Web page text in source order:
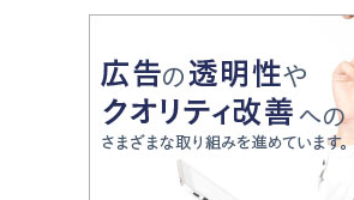
大阪府
兵庫県 京都府 奈
鳥取県
島根県 岡山県 広
香川県
教育全般
大学受験塾の選び方
中学受験に熱心な市区町村ランキ
小学校受験
家庭教師
運動と遊びを考える
情報Ⅰ、数学が苦手な人注目！最短
アップ法
悩み多き「大学受験」相談室
英語・英会話・英検対策
大学入試改革
ママテクエグザム
進化する中高一貫校・高校